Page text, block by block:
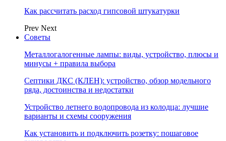
Как рассчитать расход гипсовой штукатурки
Prev Next
Советы
Металлогалогенные лампы: виды, устройство, плюсы и
минусы + правила выбора
Септики ДКС (КЛЕН): устройство, обзор модельного
ряда, достоинства и недостатки
Устройство летнего водопровода из колодца: лучшие
варианты и схемы сооружения
Как установить и подключить розетку: пошаговое